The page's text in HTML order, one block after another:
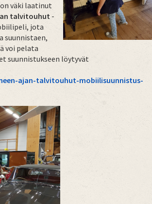
väki laatinut
talvitouhut-
jota
suunnistaen,
voi pelata
suunnistukseen löytyvät
ajan-talvitouhut-mobiilisuunnistus-